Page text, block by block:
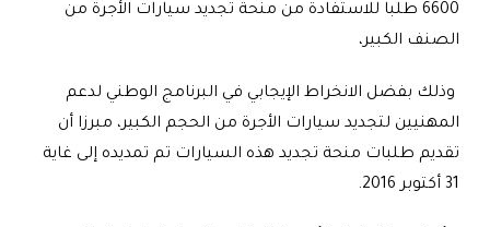
6600 طلبا للاستفادة من منحة تجديد سيارات الأجرة من
الصنف الكبير،
وذلك بفضل الانخراط الإيجابي في البرنامج الوطني لدعم
المهنيين لتجديد سيارات الأجرة من الحجم الكبير، مبرزا أن
تقديم طلبات منحة تجديد هذه السيارات تم تمديده إلى غاية
31 أكتوبر 2016.